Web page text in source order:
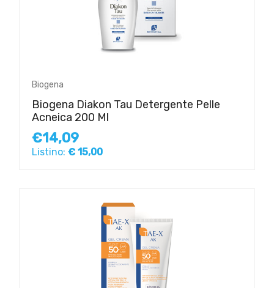
Biogena
Biogena Diakon Tau Detergente Pelle
Acneica 200 Ml
€14,09
Listino: € 15,00